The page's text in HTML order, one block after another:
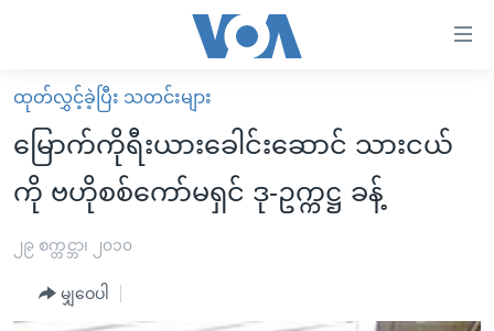
လွယ်ကူ
စေ
သည့်
Link
များ
အကြောင်းအရာ
မူလစာမျက်နှာ
မြန်မာ
ကမ္ဘာ့သတင်းများ
ရပ်ဝန်းတခု လမ်းတခု အလွန်
ထုတ်လွှင့်ခဲ့ပြီး သတင်းများ
မြောက်ကိုရီးယားခေါင်းဆောင် သားငယ်
ကို ဗဟိုစစ်ကော်မရှင် ဒု-ဥက္ကဋ္ဌ ခန့်
၂၉ စက္တင္ဘာ၊ ၂၀၁၀
မျှဝေပါ